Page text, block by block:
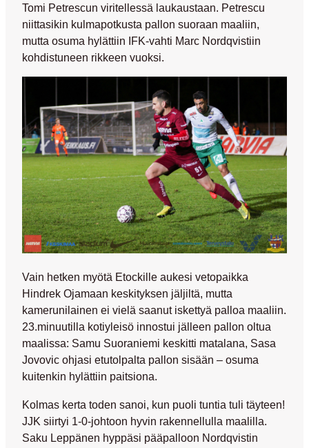
Tomi Petrescun viritellessä laukaustaan. Petrescu
niittasikin kulmapotkusta pallon suoraan maaliin,
mutta osuma hylättiin IFK-vahti Marc Nordqvistiin
kohdistuneen rikkeen vuoksi.
Vain hetken myötä Etockille aukesi vetopaikka
Hindrek Ojamaan keskityksen jäljiltä, mutta
kamerunilainen ei vielä saanut iskettyä palloa maaliin.
23.minuutilla kotiyleisö innostui jälleen pallon oltua
maalissa: Samu Suoraniemi keskitti matalana, Sasa
Jovovic ohjasi etutolpalta pallon sisään – osuma
kuitenkin hylättiin paitsiona.
Kolmas kerta toden sanoi, kun puoli tuntia tuli täyteen!
JJK siirtyi 1-0-johtoon hyvin rakennellulla maalilla.
Saku Leppänen hyppäsi pääpalloon Nordqvistin